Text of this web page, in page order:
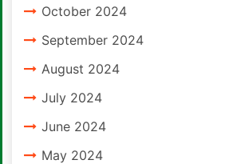
October 2024
September 2024
August 2024
July 2024
June 2024
May 2024